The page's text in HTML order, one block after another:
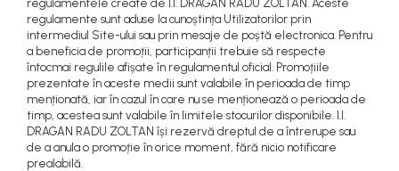
regulamentele create de I.I. DRAGAN RADU ZOLTAN. Aceste
regulamente sunt aduse la cunoștința Utilizatorilor prin
intermediul Site-ului sau prin mesaje de poștă electronica. Pentru
a beneficia de promoții, participanții trebuie să respecte
întocmai regulile afișate în regulamentul oficial. Promoțiile
prezentate în aceste medii sunt valabile în perioada de timp
menționată, iar în cazul în care nu se menționează o perioada de
timp, acestea sunt valabile în limitele stocurilor disponibile. I.I.
DRAGAN RADU ZOLTAN își rezervă dreptul de a întrerupe sau
de a anula o promoție în orice moment, fără nicio notificare
prealabilă.